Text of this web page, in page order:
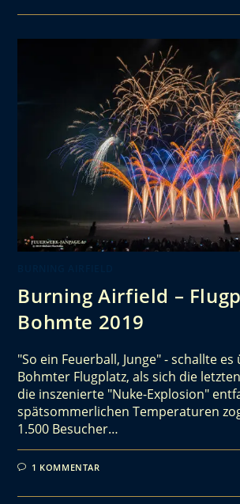
Burning Airfield –
Bohmte 2019
"So ein Feuerball, Junge" - schallte
Bohmter Flugplatz, als sich die
die inszenierte "Nuke-Explosion"
spätsommerlichen Temperaturen
1.500 Besucher…
1 KOMMENTAR